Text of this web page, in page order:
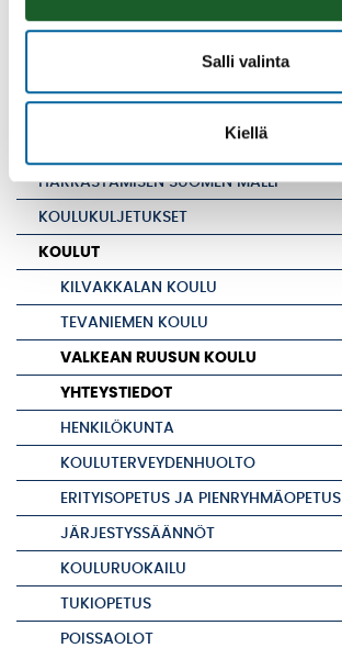
Salli valinta
Kiellä
HARRASTAMISEN SUOMEN MALLI
KOULUKULJETUKSET
KOULUT
KILVAKKALAN KOULU
TEVANIEMEN KOULU
VALKEAN RUUSUN KOULU
YHTEYSTIEDOT
HENKILÖKUNTA
KOULUTERVEYDENHUOLTO
ERITYISOPETUS JA PIENRYHMÄOPETUS
JÄRJESTYSSÄÄNNÖT
KOULURUOKAILU
TUKIOPETUS
POISSAOLOT